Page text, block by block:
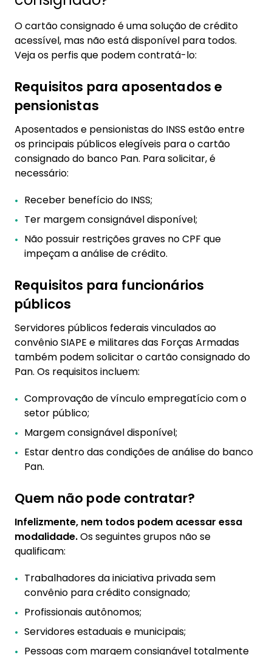
O cartão consignado é uma solução de crédito
acessível, mas não está disponível para todos.
Veja os perfis que podem contratá-lo:
Requisitos para aposentados e
pensionistas
Aposentados e pensionistas do INSS estão entre
os principais públicos elegíveis para o cartão
consignado do banco Pan. Para solicitar, é
necessário:
Receber benefício do INSS;
Ter margem consignável disponível;
Não possuir restrições graves no CPF que
impeçam a análise de crédito.
Requisitos para funcionários
públicos
Servidores públicos federais vinculados ao
convênio SIAPE e militares das Forças Armadas
também podem solicitar o cartão consignado do
Pan. Os requisitos incluem:
Comprovação de vínculo empregatício com o
setor público;
Margem consignável disponível;
Estar dentro das condições de análise do banco
Pan.
Quem não pode contratar?
Infelizmente, nem todos podem acessar essa
modalidade.Os seguintes grupos não se
qualificam:
Trabalhadores da iniciativa privada sem
convênio para crédito consignado;
Profissionais autônomos;
Servidores estaduais e municipais;
Pessoas com margem consignável totalmente